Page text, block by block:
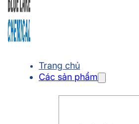
Trang chủ
Các sản phẩm